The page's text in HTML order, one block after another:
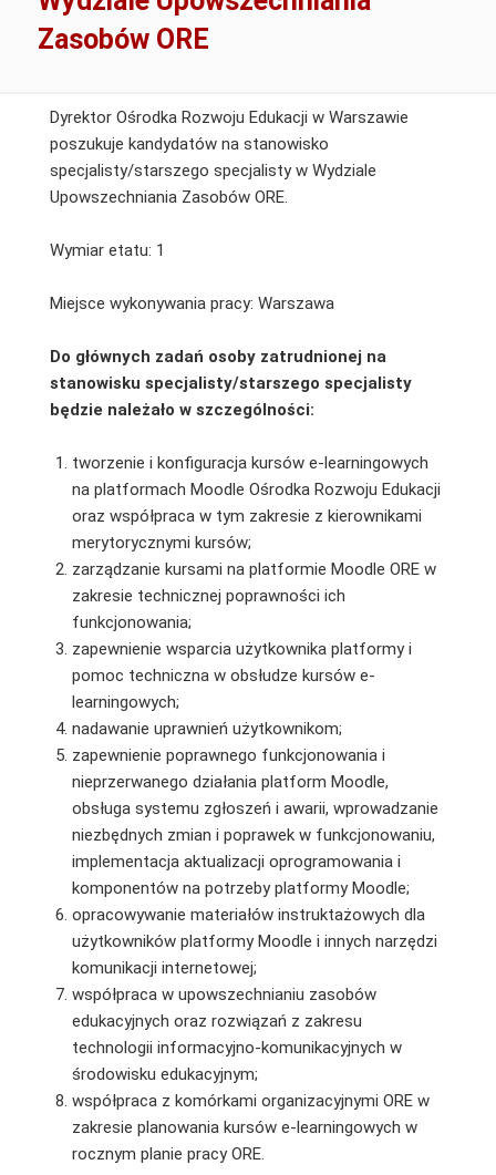
Zasobów ORE
Dyrektor Ośrodka Rozwoju Edukacji w Warszawie
poszukuje kandydatów na stanowisko
specjalisty/starszego specjalisty w Wydziale
Upowszechniania Zasobów ORE.
Wymiar etatu: 1
Miejsce wykonywania pracy: Warszawa
Do głównych zadań osoby zatrudnionej na
stanowisku specjalisty/starszego specjalisty
będzie należało w szczególności:
tworzenie i konfiguracja kursów e-learningowych
na platformach Moodle Ośrodka Rozwoju Edukacji
oraz współpraca w tym zakresie z kierownikami
merytorycznymi kursów;
zarządzanie kursami na platformie Moodle ORE w
zakresie technicznej poprawności ich
funkcjonowania;
zapewnienie wsparcia użytkownika platformy i
pomoc techniczna w obsłudze kursów e-
learningowych;
nadawanie uprawnień użytkownikom;
zapewnienie poprawnego funkcjonowania i
nieprzerwanego działania platform Moodle,
obsługa systemu zgłoszeń i awarii, wprowadzanie
niezbędnych zmian i poprawek w funkcjonowaniu,
implementacja aktualizacji oprogramowania i
komponentów na potrzeby platformy Moodle;
opracowywanie materiałów instruktażowych dla
użytkowników platformy Moodle i innych narzędzi
komunikacji internetowej;
współpraca w upowszechnianiu zasobów
edukacyjnych oraz rozwiązań z zakresu
technologii informacyjno-komunikacyjnych w
środowisku edukacyjnym;
współpraca z komórkami organizacyjnymi ORE w
zakresie planowania kursów e-learningowych w
rocznym planie pracy ORE.